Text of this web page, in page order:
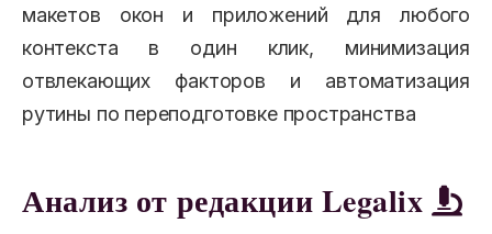
макетов окон и приложений для любого
контекста в один клик, минимизация
отвлекающих факторов и автоматизация
рутины по переподготовке пространства
Анализ от редакции Legalix